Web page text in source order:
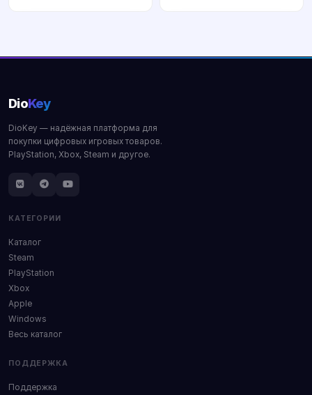
DioKey
DioKey — надёжная платформа для
покупки цифровых игровых товаров.
PlayStation, Xbox, Steam и другое.
КАТЕГОРИИ
Каталог
Steam
PlayStation
Xbox
Apple
Windows
Весь каталог
ПОДДЕРЖКА
Поддержка